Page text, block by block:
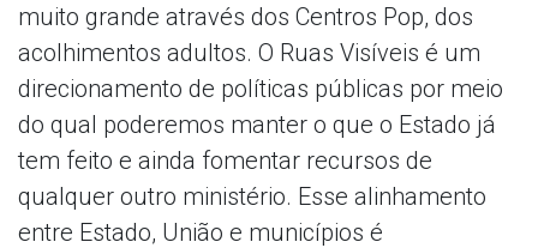
muito grande através dos Centros Pop, dos
acolhimentos adultos. O Ruas Visíveis é um
direcionamento de políticas públicas por meio
do qual poderemos manter o que o Estado já
tem feito e ainda fomentar recursos de
qualquer outro ministério. Esse alinhamento
entre Estado, União e municípios é